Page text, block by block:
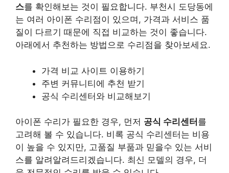
스를 확인해보는 것이 필요합니다. 부천시 도당동에
는 여러 아이폰 수리점이 있으며, 가격과 서비스 품
질이 다르기 때문에 직접 비교하는 것이 좋습니다.
아래에서 추천하는 방법으로 수리점을 찾아보세요.
가격 비교 사이트 이용하기
주변 커뮤니티에 추천 받기
공식 수리센터와 비교해보기
아이폰 수리가 필요한 경우, 먼저 공식 수리센터 를
고려해 볼 수 있습니다. 비록 공식 수리센터는 비용
이 높을 수 있지만, 고품질 부품과 믿을수 있는 서비
스를 알려알려드리겠습니다. 최신 모델의 경우, 더